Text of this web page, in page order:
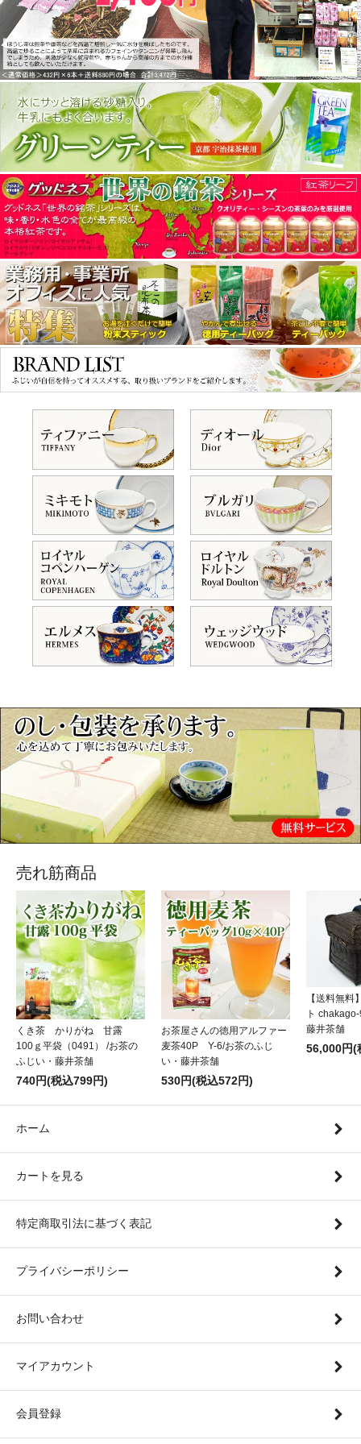
売れ筋商品
くき茶 かりがね 甘露
100ｇ平袋（0491） /お茶の
ふじい・藤井茶舗
740円(税込799円)
お茶屋さんの徳用アルファー
麦茶40P Y-6/お茶のふじ
い・藤井茶舗
530円(税込572円)
【送料無料
ト
藤井茶舗
56,000円(
ホーム
カートを見る
特定商取引法に基づく表記
プライバシーポリシー
お問い合わせ
マイアカウント
会員登録